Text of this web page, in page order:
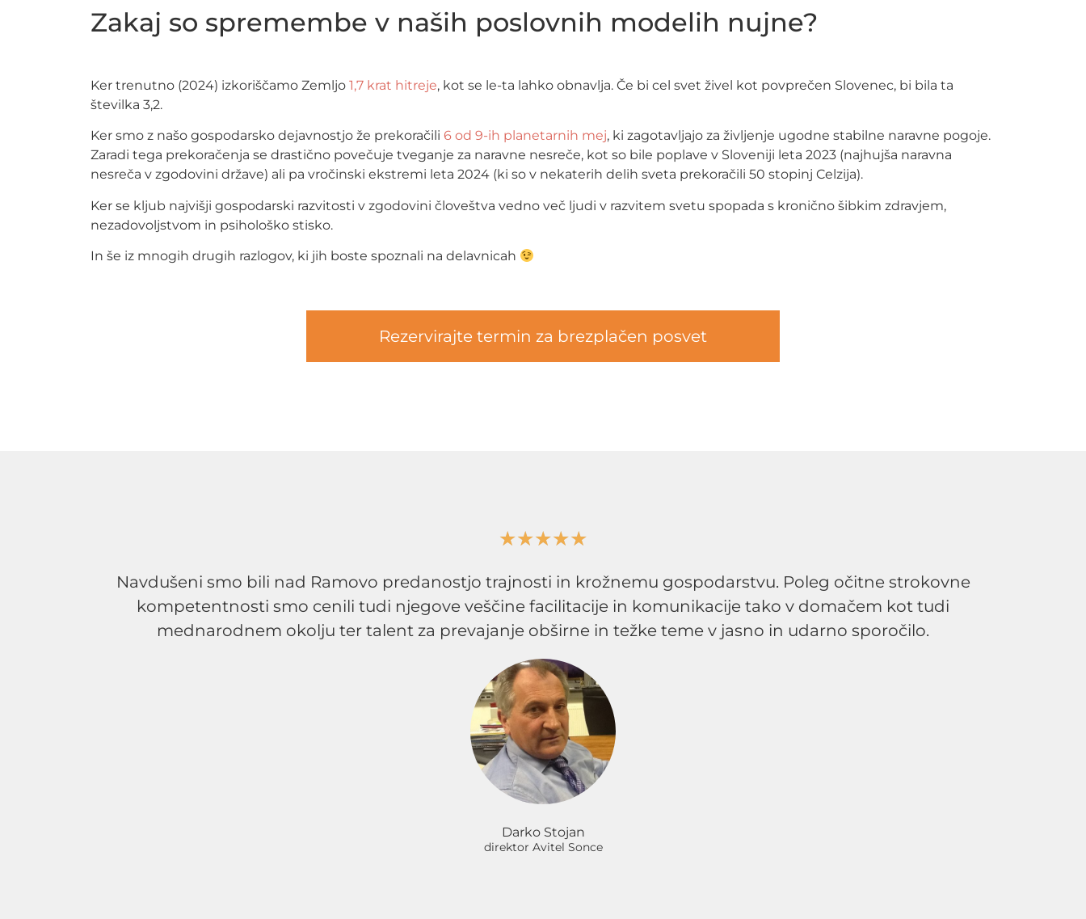
Zakaj so spremembe v naših poslovnih modelih nujne?
Ker trenutno (2024) izkoriščamo Zemljo 1,7 krat hitreje, kot se le-ta lahko obnavlja. Če bi cel svet živel kot povprečen Slovenec, bi bila ta
številka 3,2.
Ker smo z našo gospodarsko dejavnostjo že prekoračili 6 od 9-ih planetarnih mej, ki zagotavljajo za življenje ugodne stabilne naravne pogoje.
Zaradi tega prekoračenja se drastično povečuje tveganje za naravne nesreče, kot so bile poplave v Sloveniji leta 2023 (najhujša naravna
nesreča v zgodovini države) ali pa vročinski ekstremi leta 2024 (ki so v nekaterih delih sveta prekoračili 50 stopinj Celzija).
Ker se kljub najvišji gospodarski razvitosti v zgodovini človeštva vedno več ljudi v razvitem svetu spopada s kronično šibkim zdravjem,
nezadovoljstvom in psihološko stisko.
In še iz mnogih drugih razlogov, ki jih boste spoznali na delavnicah
Rezervirajte termin za brezplačen posvet
★★★★★
Navdušeni smo bili nad Ramovo predanostjo trajnosti in krožnemu gospodarstvu. Poleg očitne strokovne
kompetentnosti smo cenili tudi njegove veščine facilitacije in komunikacije tako v domačem kot tudi
mednarodnem okolju ter talent za prevajanje obširne in težke teme v jasno in udarno sporočilo.
Darko Stojan
direktor Avitel Sonce